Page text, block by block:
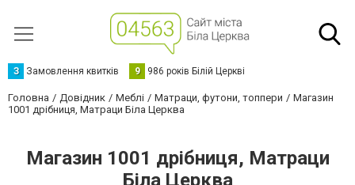
З Замовлення квитків 9 986 років Білій Церкві
Головна Довідник Меблі Матраци, футони, топпери
Магазин
1001 дрібниця, Матраци Біла Церква
Магазин 1001 дрібниця, Матраци
Біла Церква